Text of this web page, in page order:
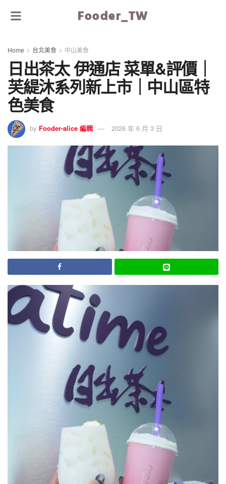
Fooder_TW
Home 台北美食 中山美食
日出茶太 伊通店 菜單&評價｜
芙緹沐系列新上市｜中山區特
色美食
by Fooder-alice 編輯 2026 年 6 月 3 日